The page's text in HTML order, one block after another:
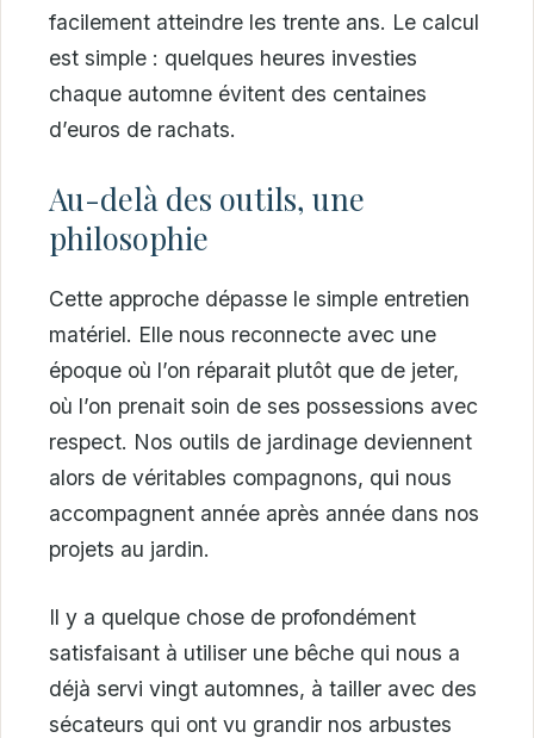
facilement atteindre les trente ans. Le calcul
est simple : quelques heures investies
chaque automne évitent des centaines
d’euros de rachats.
Au-delà des outils, une
philosophie
Cette approche dépasse le simple entretien
matériel. Elle nous reconnecte avec une
époque où l’on réparait plutôt que de jeter,
où l’on prenait soin de ses possessions avec
respect. Nos outils de jardinage deviennent
alors de véritables compagnons, qui nous
accompagnent année après année dans nos
projets au jardin.
Il y a quelque chose de profondément
satisfaisant à utiliser une bêche qui nous a
déjà servi vingt automnes, à tailler avec des
sécateurs qui ont vu grandir nos arbustes